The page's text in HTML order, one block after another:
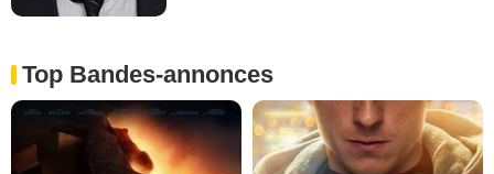
Top Bandes-annonces